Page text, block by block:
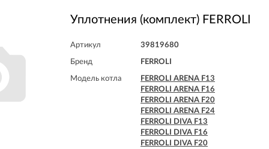
Уплотнения (комплект) FERROLI
Артикул 39819680
Бренд FERROLI
Модель котла
FERROLI ARENA F13
FERROLI ARENA F16
FERROLI ARENA F20
FERROLI ARENA F24
FERROLI DIVA F13
FERROLI DIVA F16
FERROLI DIVA F20